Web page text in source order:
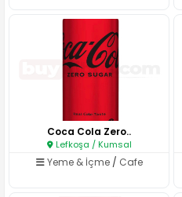
Coca Cola Zero..
Lefkoşa / Kumsal
Yeme & İçme/ Cafe